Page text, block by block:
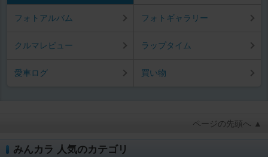
フォトアルバム フォトギャラリー
クルマレビュー ラップタイム
愛車ログ 買い物
ページの先頭へ ▲
みんカラ 人気のカテゴリ